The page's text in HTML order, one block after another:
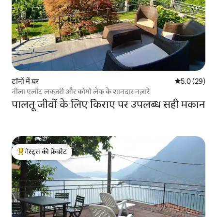
टॉर्नो में घर औसत रेटिंग 5
5.0 (29)
नीला एलीट लक्ज़री और कोमो लेक के शानदार नज़ारे
पालतू जीवों के लिए किराए पर उपलब्ध सही मकान
गेस्ट्स का टॉप फ़ेवरेट
गेस्ट्स की फ़ेवरेट